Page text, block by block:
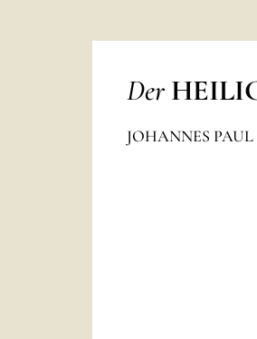
Der
JOHANNES